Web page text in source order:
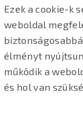
Ezek a cookie-k
weboldal
élményt
működik a
és hol van